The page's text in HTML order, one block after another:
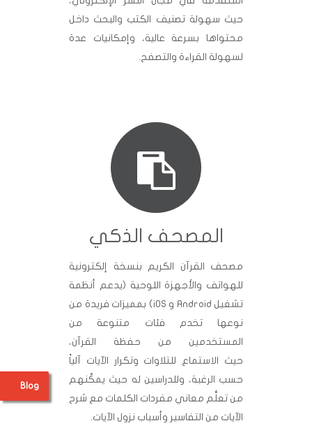
حيث سهولة تصنيف الكتب والبحث داخل
محتواها بسرعة عالية، وإمكانيات عدة
لسهولة القراءة والتصفح.
المصحف الذكي
مصحف القرآن الكريم بنسخة إلكترونية
للهواتف والأجهزة اللوحية (يدعم أنظمة
تشغيل Android و iOS) بمميزات فريدة من
نوعها تخدم فئات متنوعة من
المستخدمين من حفظة القرآن،
حيث الاستماع للتلاوات وتكرار الآيات آلياً
حسب الرغبة، وللدراسين له حيث يمكِّنهم
من تعلُّم معاني مفردات الكلمات مع شرح
الآيات من التفاسير وأسباب نزول الآيات.
Blog